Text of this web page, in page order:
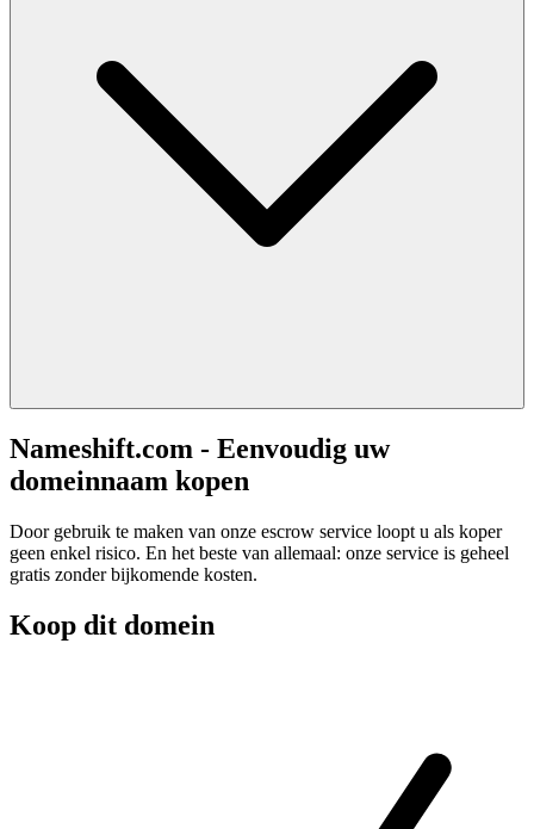
Nameshift.com - Eenvoudig uw
domeinnaam kopen
Door gebruik te maken van onze escrow service loopt u als koper
geen enkel risico. En het beste van allemaal: onze service is geheel
gratis zonder bijkomende kosten.
Koop dit domein